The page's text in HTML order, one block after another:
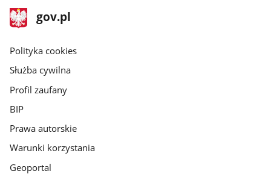
stopka
gov.pl
Strona
gov.pl
gov.pl
Polityka cookies
Służba cywilna
Profil zaufany
BIP
Prawa autorskie
Warunki korzystania
Geoportal